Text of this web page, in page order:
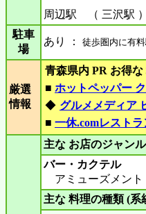
周辺駅 （ 三沢駅 ）
駐車
場
あり ： 徒歩圏内に有
厳選
情報
青森県内 PR お得
■ ホットペッパー
◆ グルメメディア
■ 一休.comレスト
主な お店のジャン
バー・カクテル
アミューズメント
主な 料理の種類 (系